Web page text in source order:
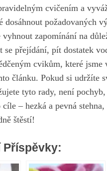
cvičením a
dosáhnout požadovaných
vyhnout⁣ zapomínání na
se ⁤přejídání, pít dostatek⁢
cvikům, které jsme
článku.‍ Pokud⁤ si udržíte
⁤tyto rady, není ‌pochyb,
cíle ‍– hezká a pevná
štěstí!